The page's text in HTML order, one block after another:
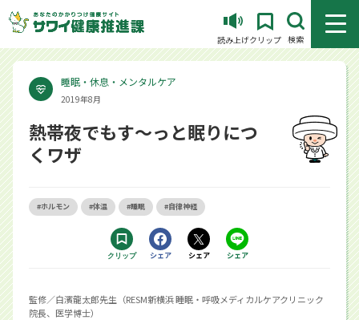
読み上げクリップ 検索 メニ
睡眠・休息・メンタルケア
2019年8月
熱帯夜でもす～っと眠りにつ
くワザ
#ホルモン #体温 #睡眠 #自律神経
クリップ Facebookで
シェア
Xで
シェア
LINEで
シェア
監修／白濱龍太郎先生（RESM新横浜 睡眠・呼吸メディカルケアクリニック
院長、医学博士）